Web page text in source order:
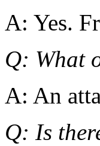
A: Yes.
Q: What
A: An
Q: Is